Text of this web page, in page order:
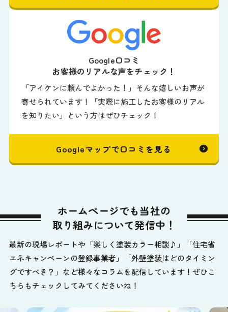
Google口コミ
お客様のリアルな声をチェック！
「アイケンに頼んでよかった！」そんな嬉しいお声が
寄せられています！「実際に施工したお客様のリアル
を知りたい」という方はぜひチェック！
Googleマップで口コミを見る
ホームページでも当社の
取り組みについて発信中！
最新の現場レポートや「楽しく塗装カラー相談♪」「住宅省
エネキャンペーンの登録事業者」「外壁塗装はどのタイミン
グですべき？」など様々なコラムを配信しています！ぜひこ
ちらもチェックしてみてくださいね！